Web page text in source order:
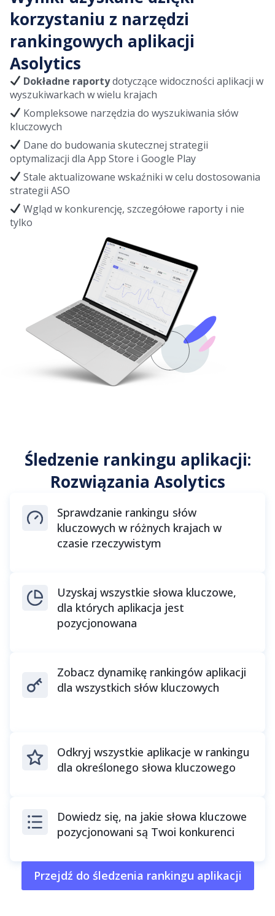
korzystaniu z narzędzi
rankingowych aplikacji
Asolytics
Dokładne raportydotyczące widoczności aplikacji w
wyszukiwarkach w wielu krajach
Kompleksowe narzędzia do wyszukiwania słów
kluczowych
Dane do budowania skutecznej strategii
optymalizacji dla App Store i Google Play
Stale aktualizowane wskaźniki w celu dostosowania
strategii ASO
Wgląd w konkurencję, szczegółowe raporty i nie
tylko
Śledzenie rankingu aplikacji:
Rozwiązania Asolytics
Sprawdzanie rankingu słów
kluczowych w różnych krajach w
czasie rzeczywistym
Uzyskaj wszystkie słowa kluczowe,
dla których aplikacja jest
pozycjonowana
Zobacz dynamikę rankingów aplikacji
dla wszystkich słów kluczowych
Odkryj wszystkie aplikacje w rankingu
dla określonego słowa kluczowego
Dowiedz się, na jakie słowa kluczowe
pozycjonowani są Twoi konkurenci
Przejdź do śledzenia rankingu aplikacji